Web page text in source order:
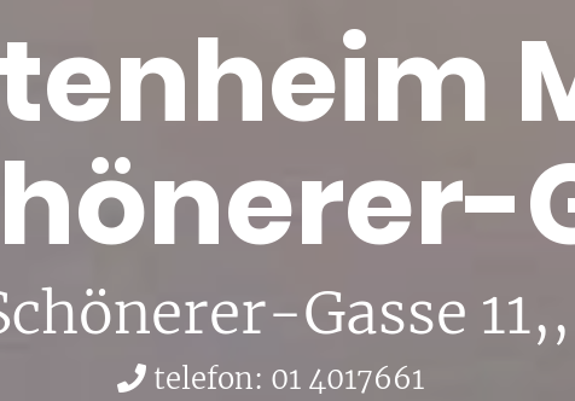
Gas­se 11,
te­le­fon: 01 4017661